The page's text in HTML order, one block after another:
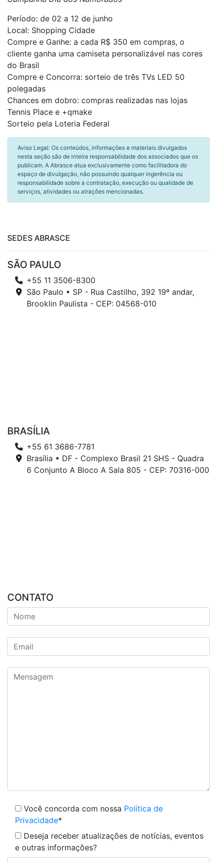
Período: de 02 a 12 de junho
Local: Shopping Cidade
Compre e Ganhe: a cada R$ 350 em compras, o
cliente ganha uma camiseta personalizável nas cores
do Brasil
Compre e Concorra: sorteio de três TVs LED 50
polegadas
Chances em dobro: compras realizadas nas lojas
Tennis Place e +qmake
Sorteio pela Loteria Federal
Aviso Legal: Os conteúdos, informações e materiais divulgados
nesta seção são de inteira responsabilidade dos associados que os
publicam. A Abrasce atua exclusivamente como facilitadora do
espaço de divulgação, não possuindo qualquer ingerência ou
responsabilidade sobre a contratação, execução ou qualidade de
serviços, atividades ou atrações mencionadas.
SEDES ABRASCE
SÃO PAULO
+55 11 3506-8300
São Paulo • SP - Rua Castilho, 392 19º andar,
Brooklin Paulista - CEP: 04568-010
BRASÍLIA
+55 61 3686-7781
Brasília • DF - Complexo Brasil 21 SHS - Quadra
6 Conjunto A Bloco A Sala 805 - CEP: 70316-000
CONTATO
Você concorda com nossa Política de
Privacidade*
Deseja receber atualizações de notícias, eventos
e outras informações?